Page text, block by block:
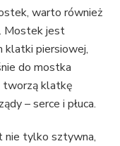
warto również
Mostek jest
klatki piersiowej,
do mostka
tworzą klatkę
– serce i płuca.
nie tylko sztywna,